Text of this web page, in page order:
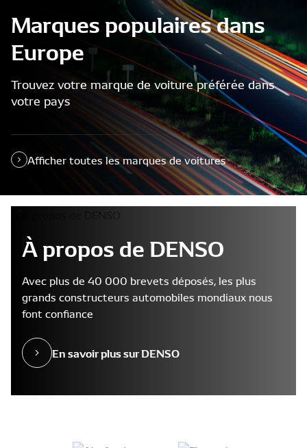
Marques populaires dans
Europe
Trouvez votre marque de voiture préférée dans
votre pays
Afficher toutes les marques de voitures
À propos de DENSO
Avec plus de 40 000 brevets déposés, les plus
grands constructeurs automobiles mondiaux nous
font confiance
En savoir plus sur DENSO